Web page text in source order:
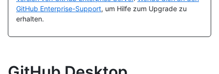
GitHub Enterprise-Support, um Hilfe zum Upgrade zu
erhalten.